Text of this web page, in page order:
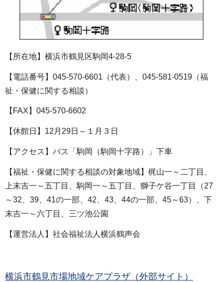
【所在地】横浜市鶴見区駒岡4-28‐5
【電話番号】045-570-6601（代表）、045-581-0519（福
祉・保健に関する相談）
【FAX】045-570-6602
【休館日】12月29日～１月３日
【アクセス】バス「駒岡（駒岡十字路）」下車
【福祉・保健に関する相談の対象地域】梶山一～二丁目、
上末吉一～五丁目、駒岡一～五丁目、獅子ケ谷一丁目（27
～32、39、41の一部、42、43、44の一部、45～63）、下
末吉一～六丁目、三ツ池公園
【運営法人】社会福祉法人横浜鶴声会
横浜市鶴見市場地域ケアプラザ（外部サイト）